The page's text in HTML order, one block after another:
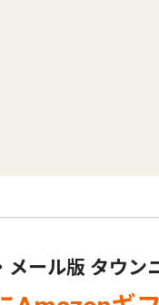
メール版 タウン